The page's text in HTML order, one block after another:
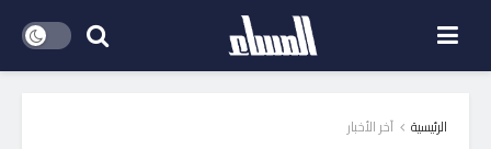
الرئيسية آخر الأخبار